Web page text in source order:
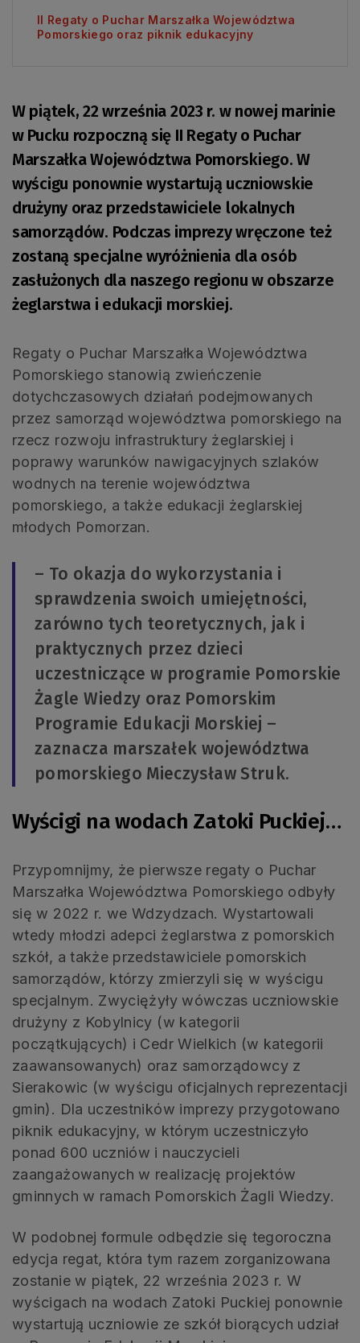
II Regaty o Puchar Marszałka Województwa
Pomorskiego oraz piknik edukacyjny
W piątek, 22 września 2023 r. w nowej marinie
w Pucku rozpoczną się II Regaty o Puchar
Marszałka Województwa Pomorskiego. W
wyścigu ponownie wystartują uczniowskie
drużyny oraz przedstawiciele lokalnych
samorządów. Podczas imprezy wręczone też
zostaną specjalne wyróżnienia dla osób
zasłużonych dla naszego regionu w obszarze
żeglarstwa i edukacji morskiej.
Regaty o Puchar Marszałka Województwa
Pomorskiego stanowią zwieńczenie
dotychczasowych działań podejmowanych
przez samorząd województwa pomorskiego na
rzecz rozwoju infrastruktury żeglarskiej i
poprawy warunków nawigacyjnych szlaków
wodnych na terenie województwa
pomorskiego, a także edukacji żeglarskiej
młodych Pomorzan.
– To okazja do wykorzystania i
sprawdzenia swoich umiejętności,
zarówno tych teoretycznych, jak i
praktycznych przez dzieci
uczestniczące w programie Pomorskie
Żagle Wiedzy oraz Pomorskim
Programie Edukacji Morskiej –
zaznacza marszałek województwa
pomorskiego Mieczysław Struk.
Wyścigi na wodach Zatoki Puckiej…
Przypomnijmy, że pierwsze regaty o Puchar
Marszałka Województwa Pomorskiego odbyły
się w 2022 r. we Wdzydzach. Wystartowali
wtedy młodzi adepci żeglarstwa z pomorskich
szkół, a także przedstawiciele pomorskich
samorządów, którzy zmierzyli się w wyścigu
specjalnym. Zwyciężyły wówczas uczniowskie
drużyny z Kobylnicy (w kategorii
początkujących) i Cedr Wielkich (w kategorii
zaawansowanych) oraz samorządowcy z
Sierakowic (w wyścigu oficjalnych reprezentacji
gmin). Dla uczestników imprezy przygotowano
piknik edukacyjny, w którym uczestniczyło
ponad 600 uczniów i nauczycieli
zaangażowanych w realizację projektów
gminnych w ramach Pomorskich Żagli Wiedzy.
W podobnej formule odbędzie się tegoroczna
edycja regat, która tym razem zorganizowana
zostanie w piątek, 22 września 2023 r. W
wyścigach na wodach Zatoki Puckiej ponownie
wystartują uczniowie ze szkół biorących udział